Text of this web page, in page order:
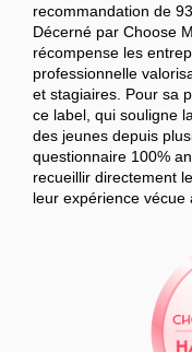
recommandation de
Décerné par Choose
récompense les
professionnelle
et stagiaires. Pour sa
ce label, qui souligne
des jeunes depuis
questionnaire 100%
recueillir directement
leur expérience vécue